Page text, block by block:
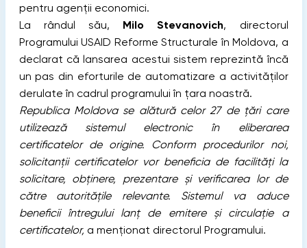
pentru agenții economici.
La rândul său, Milo Stevanovich, directorul
Programului USAID Reforme Structurale în Moldova, a
declarat că lansarea acestui sistem reprezintă încă
un pas din eforturile de automatizare a activităților
derulate în cadrul programului în țara noastră.
Republica Moldova se alătură celor 27 de țări care
utilizează sistemul electronic în eliberarea
certificatelor de origine. Conform procedurilor noi,
solicitanții certificatelor vor beneficia de facilități la
solicitare, obținere, prezentare și verificarea lor de
către autoritățile relevante. Sistemul va aduce
beneficii întregului lanț de emitere și circulație a
certificatelor, a menționat directorul Programului.